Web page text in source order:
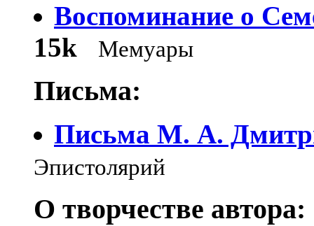
Воспоминание о
15k
Мемуары
Письма:
Письма М. A.
Эпистолярий
О творчестве автора: